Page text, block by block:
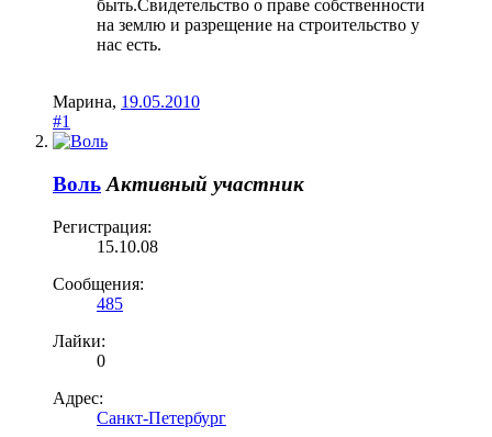
быть.Свидетельство о праве собственности
на землю и разрещение на строительство у
нас есть.
Марина, 19.05.2010
#1
Воль Активный участник
Регистрация:
15.10.08
Сообщения:
485
Лайки:
0
Адрес:
Санкт-Петербург